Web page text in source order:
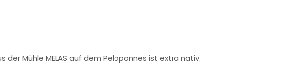
Mühle MELAS auf dem Peloponnes ist extra nativ.